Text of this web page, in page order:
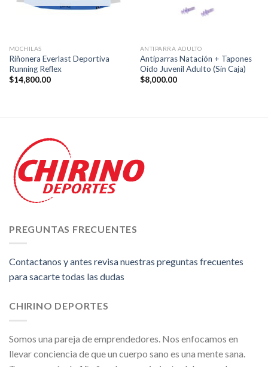
MOCHILAS
Riñonera Everlast Deportiva
Running Reflex
$14,800.00
ANTIPARRA ADULTO
Antiparras Natación + Tapones
Oído Juvenil Adulto (Sin Caja)
$8,000.00
PREGUNTAS FRECUENTES
Contactanos y antes revisa nuestras preguntas frecuentes
para sacarte todas las dudas
CHIRINO DEPORTES
Somos una pareja de emprendedores. Nos enfocamos en
llevar conciencia de que un cuerpo sano es una mente sana.